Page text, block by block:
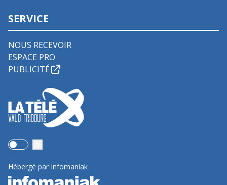
SERVICE
NOUS RECEVOIR
ESPACE PRO
PUBLICITÉ
Use setting
Hébergé par Infomaniak